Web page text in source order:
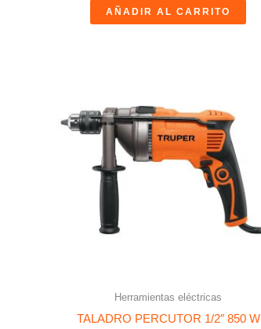
AÑADIR AL CARRITO
Herramientas eléctricas
TALADRO PERCUTOR 1/2″ 850 W